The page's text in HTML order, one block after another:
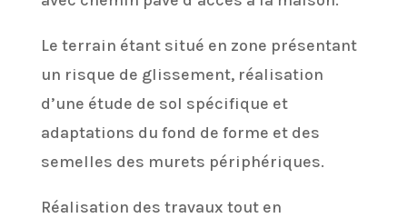
Le terrain étant situé en zone présentant
un risque de glissement, réalisation
d’une étude de sol spécifique et
adaptations du fond de forme et des
semelles des murets périphériques.
Réalisation des travaux tout en